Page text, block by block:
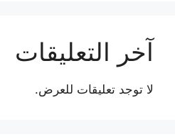
آخر التعليقات
لا توجد تعليقات للعرض.